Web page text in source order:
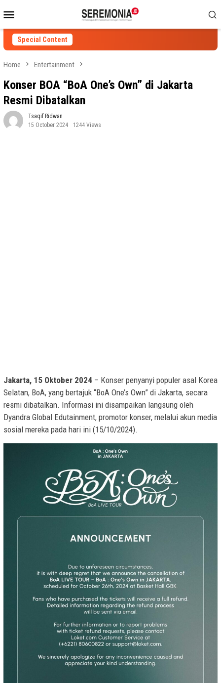
to
contentMenu
Special Content
Home Entertainment
Konser BOA “BoA One’s Own” di Jakarta
Resmi Dibatalkan
Tsaqif Ridwan
15 October 2024
1244 Views
Jakarta, 15 Oktober 2024 – Konser penyanyi populer asal Korea
Selatan, BoA, yang bertajuk “BoA One’s Own” di Jakarta, secara
resmi dibatalkan. Informasi ini disampaikan langsung oleh
Dyandra Global Edutainment, promotor konser, melalui akun media
sosial mereka pada hari ini (15/10/2024).